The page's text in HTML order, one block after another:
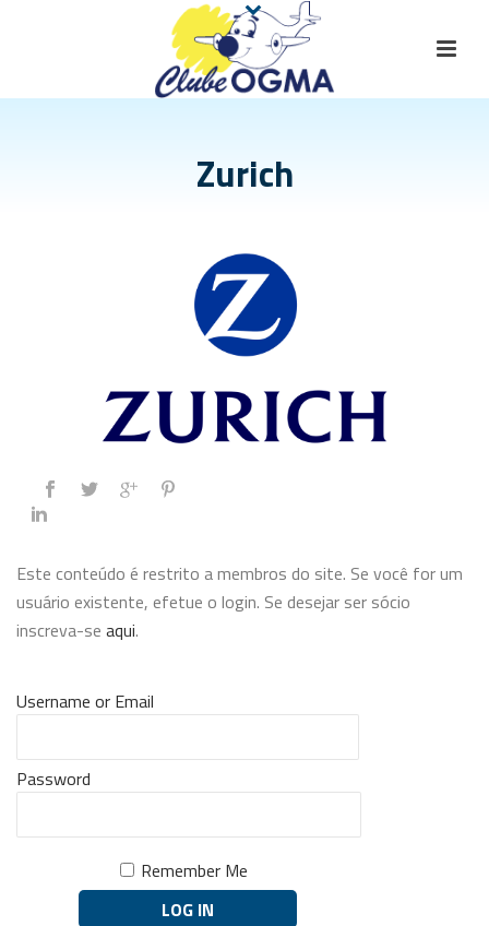
Zurich
Este conteúdo é restrito a membros do site. Se você for um
usuário existente, efetue o login. Se desejar ser sócio
inscreva-se aqui.
Username or Email
Password
Remember Me